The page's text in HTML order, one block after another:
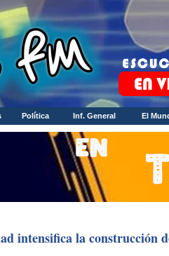
Política Inf. General El
intensifica la construcción